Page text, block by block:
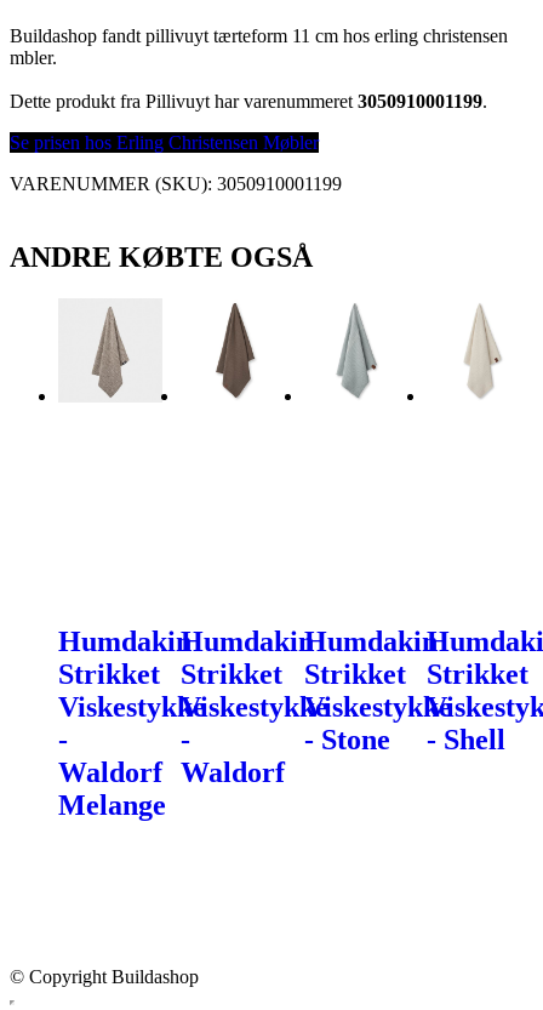
Buildashop fandt pillivuyt tærteform 11 cm hos erling christensen
mbler.
Dette produkt fra Pillivuyt har varenummeret 3050910001199.
Se prisen hos Erling Christensen Møbler
VARENUMMER (SKU): 3050910001199
ANDRE KØBTE OGSÅ
Humdakin
Strikket
Viskestykke
-
Waldorf
Melange
Humdakin
Strikket
Viskestykke
-
Waldorf
Humdakin
Strikket
Viskestykke
- Stone
Strikket
- Shell
© Copyright Buildashop